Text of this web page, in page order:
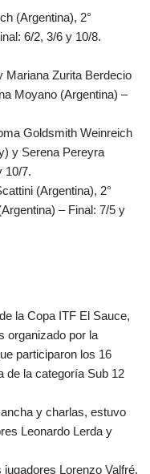
(Argentina), 2°
6/2, 3/6 y 10/8.
Mariana Zurita Berdecio
Moyano (Argentina) –
Goldsmith Weinreich
y Serena Pereyra
10/7.
(Argentina), 2°
– Final: 7/5 y
la Copa ITF El Sauce,
organizado por la
participaron los 16
de la categoría Sub 12
y charlas, estuvo
Leonardo Lerda y
Lorenzo Valfré,